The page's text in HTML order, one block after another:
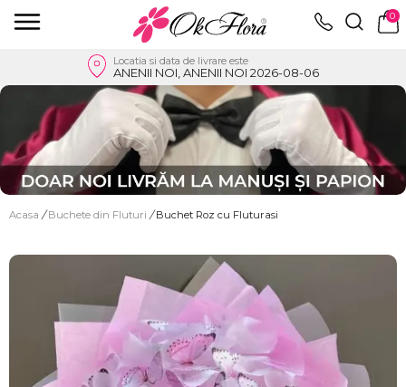
0
Locatia si data de livrare este
ANENII NOI, ANENII NOI 2026-08-06
Acasa / Buchete din Fluturi / Buchet Roz cu Fluturasi